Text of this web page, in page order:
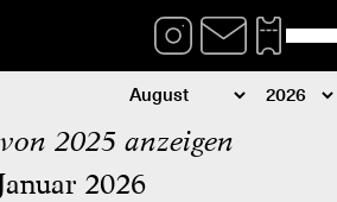
2025 anzeigen
2026